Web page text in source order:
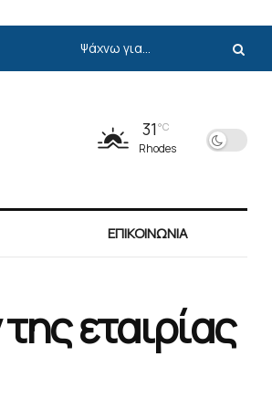
31°C
Rhodes
ΕΠΙΚΟΙΝΩΝΙΑ
εταιρίας